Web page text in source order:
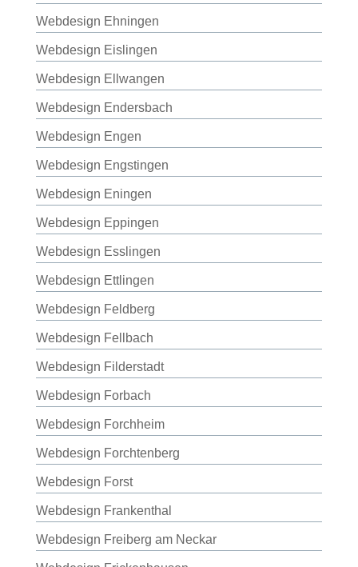
Webdesign Ehningen
Webdesign Eislingen
Webdesign Ellwangen
Webdesign Endersbach
Webdesign Engen
Webdesign Engstingen
Webdesign Eningen
Webdesign Eppingen
Webdesign Esslingen
Webdesign Ettlingen
Webdesign Feldberg
Webdesign Fellbach
Webdesign Filderstadt
Webdesign Forbach
Webdesign Forchheim
Webdesign Forchtenberg
Webdesign Forst
Webdesign Frankenthal
Webdesign Freiberg am Neckar